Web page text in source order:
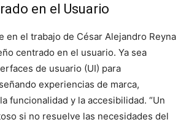
en el Usuario
en el trabajo de César Alejandro Reyna
centrado en el usuario. Ya sea
de usuario (UI) para
experiencias de marca,
funcionalidad y la accesibilidad. “Un
si no resuelve las necesidades del